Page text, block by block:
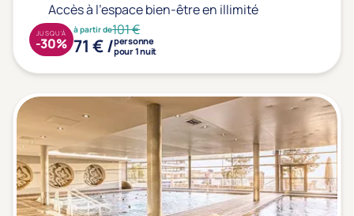
Accès à l'espace bien-être en illimité
à partir de101 €
71 € /personne
pour 1 nuit
JUSQU'À
-30%